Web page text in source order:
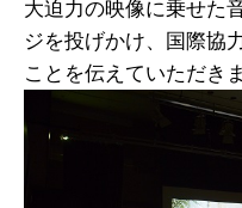
大迫力の映像に乗せた
ジを投げかけ、国際協
ことを伝えていただき